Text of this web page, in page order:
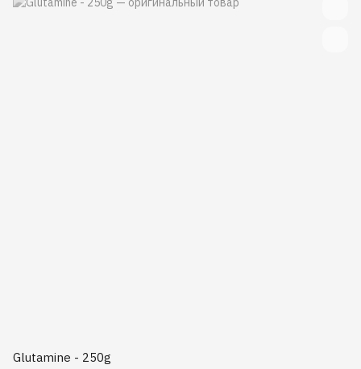
Glutamine - 250g